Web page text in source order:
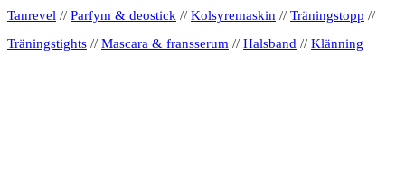
Tanrevel // Parfym & deostick // Kolsyremaskin // Träningstopp //
Träningstights // Mascara & fransserum // Halsband // Klänning